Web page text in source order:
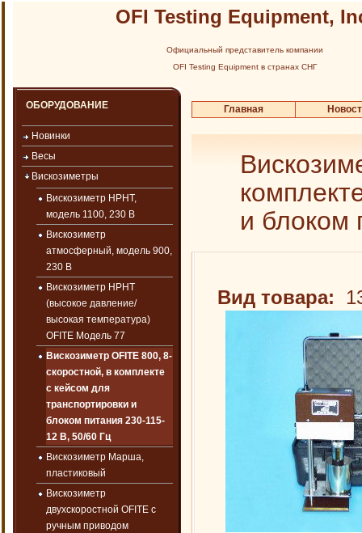
OFI Testing Equipment,
Официальный представитель компании
OFI Testing Equipment в странах СНГ
ОБОРУДОВАНИЕ
Новинки
Весы
Вискозиметры
Вискозиметр HPHT,
модель 1100, 230 В
Вискозиметр
атмосферный, модель 900,
230 В
Вискозиметр HPHT
(высокое давление/
высокая температура)
OFITE Модель 77
Вискозиметр OFITE 800, 8-
скоростной, в комплекте
с кейсом для
транспортировки и
блоком питания 230-115-
12 В, 50/60 Гц
Вискозиметр Марша,
пластиковый
Вискозиметр
двухскоростной OFITE с
ручным приводом
Главная
и блоком
Вид товара: